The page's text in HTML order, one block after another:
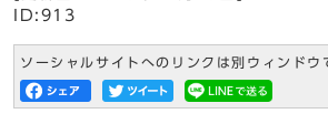
ID:913
ソーシャルサイトへのリンクは別ウィンドウ